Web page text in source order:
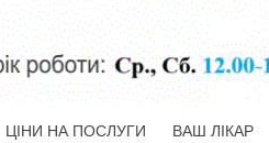
ЦІНИ НА ПОСЛУГИ ВАШ ЛІКАР